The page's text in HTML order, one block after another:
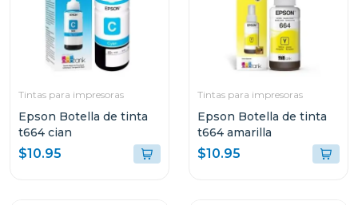
Tintas para impresoras
Epson Botella de tinta
t664 cian
$10.95
Tintas para impresoras
Epson Botella de tinta
t664 amarilla
$10.95